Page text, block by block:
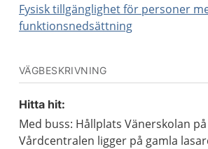
Fysisk tillgänglighet för personer
funktionsnedsättning
VÄGBESKRIVNING
Hitta hit:
Med buss: Hållplats Vänerskolan på
Vårdcentralen ligger på gamla